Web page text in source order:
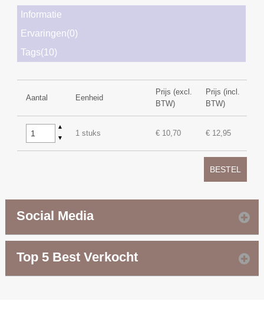
Informatie
Ervaringen(0)
Tags(10)
Aantal Eenheid
Prijs (excl.
BTW)
Prijs (incl.
BTW)
▲
▼
1 stuks € 10,70 € 12,95
BESTEL
Social Media
Top 5 Best Verkocht